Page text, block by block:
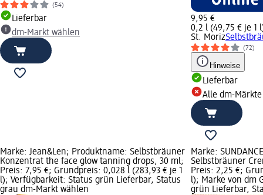
(54)
Lieferbar
dm-Markt wählen
9,95 €
0,2 l (49,75 € je 1
St. Moriz
(72)
Hinweise
Lieferbar
Alle dm-Märkte
Marke: Jean&Len; Produktname: Selbstbräuner
Konzentrat the face glow tanning drops, 30 ml;
Preis: 7,95 €; Grundpreis: 0,028 l (283,93 € je 1
l); Verfügbarkeit: Status grün Lieferbar, Status
grau dm-Markt wählen
Marke:
Selbstbräuner
Preis: 2,25 €;
l); Marke von dm
grün Lieferbar,